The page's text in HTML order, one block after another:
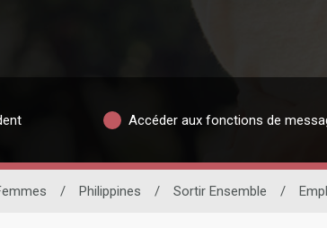
Accéder aux fonctions de
/ Philippines / Sortir Ensemble /